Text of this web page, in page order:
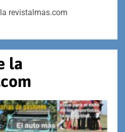
revistalmas.com
la